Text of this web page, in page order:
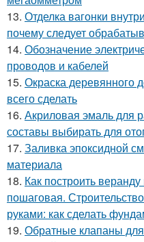
13. Отделка вагонки
почему следует
14. Обозначение
проводов и кабелей
15. Окраска деревянного
всего сделать
16. Акриловая эмаль для
составы выбирать для
17. Заливка эпоксидной
материала
18. Как построить
пошаговая.
руками: как сделать
19. Обратные клапаны